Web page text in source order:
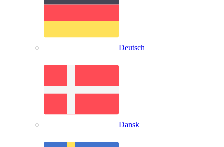
Deutsch
Dansk